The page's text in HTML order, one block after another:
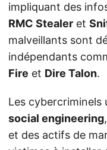
impliquant des
RMC Stealer et
malveillants sont
indépendants
Fire et Dire Talon.
Les cybercriminels
social engineering
et des actifs de